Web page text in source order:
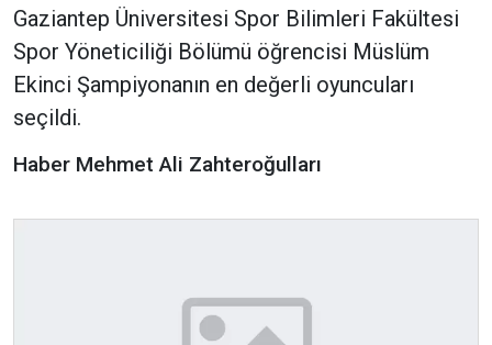
Gaziantep Üniversitesi Spor Bilimleri Fakültesi
Spor Yöneticiliği Bölümü öğrencisi Müslüm
Ekinci Şampiyonanın en değerli oyuncuları
seçildi.
Haber Mehmet Ali Zahteroğulları